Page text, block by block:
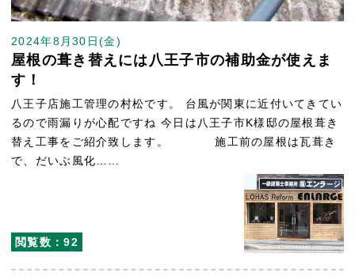
閲覧数：92
2024年8月30日(金)
屋根の葺き替えには八王子市の補助金が使えま
す！
八王子店施工管理の村松です。 台風が関東に近付いてきてい
るので雨漏りが心配ですね 今日は八王子市K様邸の屋根葺き
替え工事をご紹介致します。 施工前の屋根は瓦葺き
で、だいぶ風化……